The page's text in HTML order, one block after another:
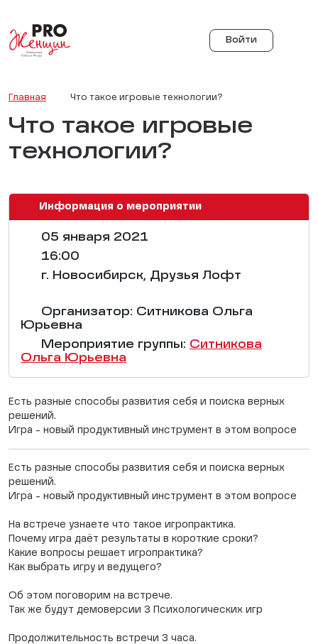
Войти
Главная Что такое игровые технологии?
Что такое игровые
технологии?
Информация о мероприятии
05 января 2021
16:00
г. Новосибирск, Друзья Лофт
Организатор: Ситникова Ольга
Юрьевна
Мероприятие группы: Ситникова
Ольга Юрьевна
Есть разные способы развития себя и поиска верных
решений.
Игра - новый продуктивный инструмент в этом вопросе
Есть разные способы развития себя и поиска верных
решений.
Игра - новый продуктивный инструмент в этом вопросе
На встрече узнаете что такое игропрактика.
Почему игра даёт результаты в короткие сроки?
Какие вопросы решает игропрактика?
Как выбрать игру и ведущего?
Об этом поговорим на встрече.
Так же будут демоверсии 3 Психологических игр
Продолжительность встречи 3 часа.